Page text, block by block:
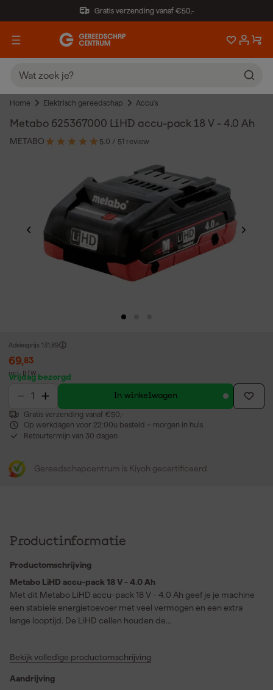
Gratis verzending vanaf €50,-
Home Elektrisch gereedschap Accu's
Metabo 625367000 LiHD accu-pack 18 V - 4.0 Ah
METABO 5.0 / 51 review
Adviesprijs 131,89
69,83
incl. BTW
Vrijdag bezorgd
In winkelwagen
Gratis verzending vanaf €50,-
Op werkdagen voor 22:00u besteld = morgen in huis
Retourtermijn van 30 dagen
Gereedschapcentrum is Kiyoh gecertificeerd
Productinformatie
Productomschrijving
Metabo LiHD accu-pack 18 V - 4.0 Ah
Met dit Metabo LiHD accu-pack 18 V - 4.0 Ah geef je je machine
een stabiele energietoevoer met veel vermogen en een extra
lange looptijd. De LiHD cellen houden de
management ondersteunt een duurzame werking en je rekent
laadtechnologie voert warmte tijdens het laden doelgericht af
Bekijk volledige productomschrijving
Aandrijving